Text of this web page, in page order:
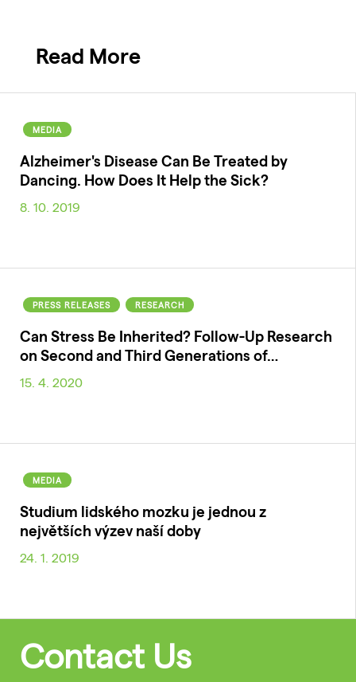
Read More
MEDIA
Alzheimer's Disease Can Be Treated by
Dancing. How Does It Help the Sick?
8. 10. 2019
PRESS RELEASES RESEARCH
Can Stress Be Inherited? Follow-Up Research
on Second and Third Generations of…
15. 4. 2020
MEDIA
Studium lidského mozku je jednou z
největších výzev naší doby
24. 1. 2019
Contact Us